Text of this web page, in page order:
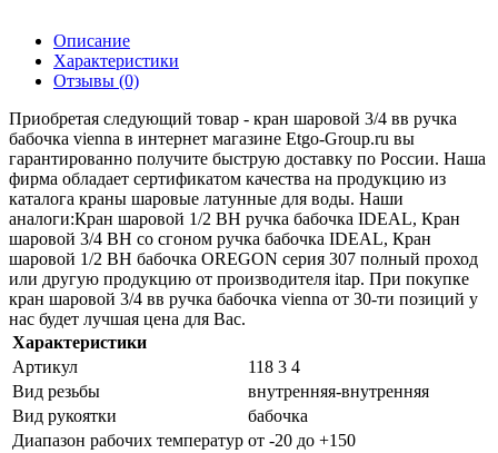
Описание
Характеристики
Отзывы (0)
Приобретая следующий товар - кран шаровой 3/4 вв ручка
бабочка vienna в интернет магазине Etgo-Group.ru вы
гарантированно получите быструю доставку по России. Наша
фирма обладает сертификатом качества на продукцию из
каталога краны шаровые латунные для воды. Наши
аналоги:Кран шаровой 1/2 ВН ручка бабочка IDEAL, Кран
шаровой 3/4 ВН со сгоном ручка бабочка IDEAL, Кран
шаровой 1/2 ВН бабочка OREGON серия 307 полный проход
или другую продукцию от производителя itap. При покупке
кран шаровой 3/4 вв ручка бабочка vienna от 30-ти позиций у
нас будет лучшая цена для Вас.
Характеристики
Артикул
118 3 4
Вид резьбы
внутренняя-внутренняя
Вид рукоятки
бабочка
Диапазон рабочих температур от -20 до +150